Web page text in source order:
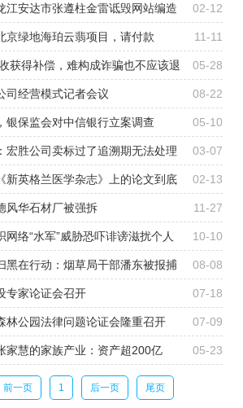
据 02-12
江安达市张遵柱金雷诋毁网站编造
11-11
京绿地海珀云翡项目，请付款
05-28
获得补偿，难构成诈骗也不应该退
08-22
司经营模式记者会议
05-10
银保监会对中信银行立案调查
03-07
宏胜公司卖标过了追溯期无法处理
02-13
新英格兰医学杂志》上的论文到底
11-27
风华石材厂被强拆
10-10
网络“水军”威胁恐吓诽谤滋扰个人
08-08
黑在行动：烟草局干部潘东被报捕
07-18
专家论证会召开
07-09
林公园法律问题论证会隆重召开
05-23
家慧的家族产业：资产超200亿
前一页 1 后一页 尾页